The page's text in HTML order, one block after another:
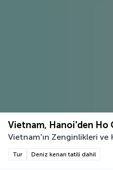
Vietnam, Hanoi'den Ho
Vietnam'ın Zenginlikleri ve
Tur Deniz kenarı tatili dahil